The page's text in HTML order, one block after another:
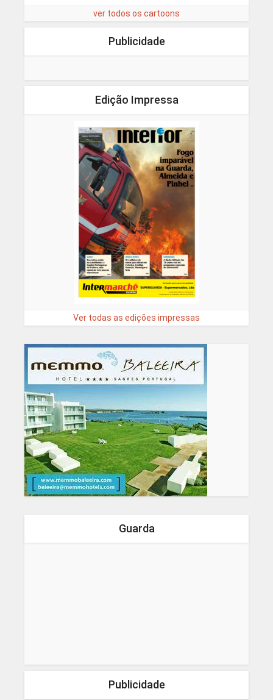
ver todos os cartoons
Publicidade
Edição Impressa
Ver todas as edições impressas
Guarda
Publicidade